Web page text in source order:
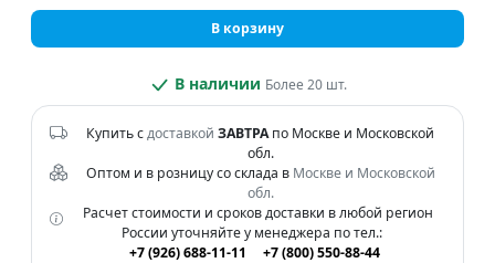
В корзину
В наличии Более 20 шт.
Купить сдоставкой ЗАВТРАпо Москве и Московской
обл.
Оптом и в розницу со склада в Москве и Московской
обл.
Расчет стоимости и сроков доставки в любой регион
России уточняйте у менеджера по тел.:
+7 (926) 688-11-11
+7 (800) 550-88-44